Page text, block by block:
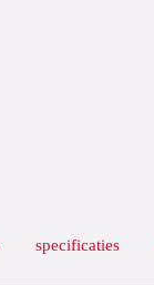
specificaties